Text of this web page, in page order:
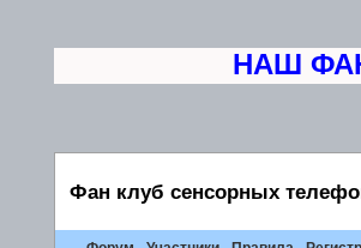
НАШ
Фан клуб сенсорных